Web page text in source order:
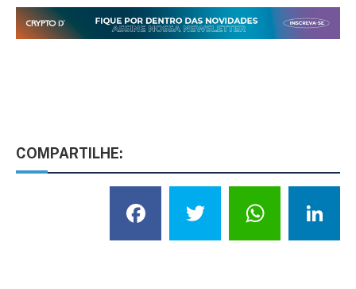
COMPARTILHE:
Facebook
Twitter